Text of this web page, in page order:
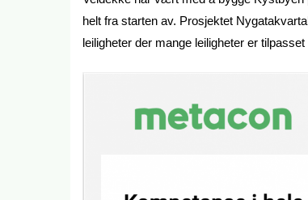
helt fra starten av. Prosjektet
leiligheter der mange leiligheter er